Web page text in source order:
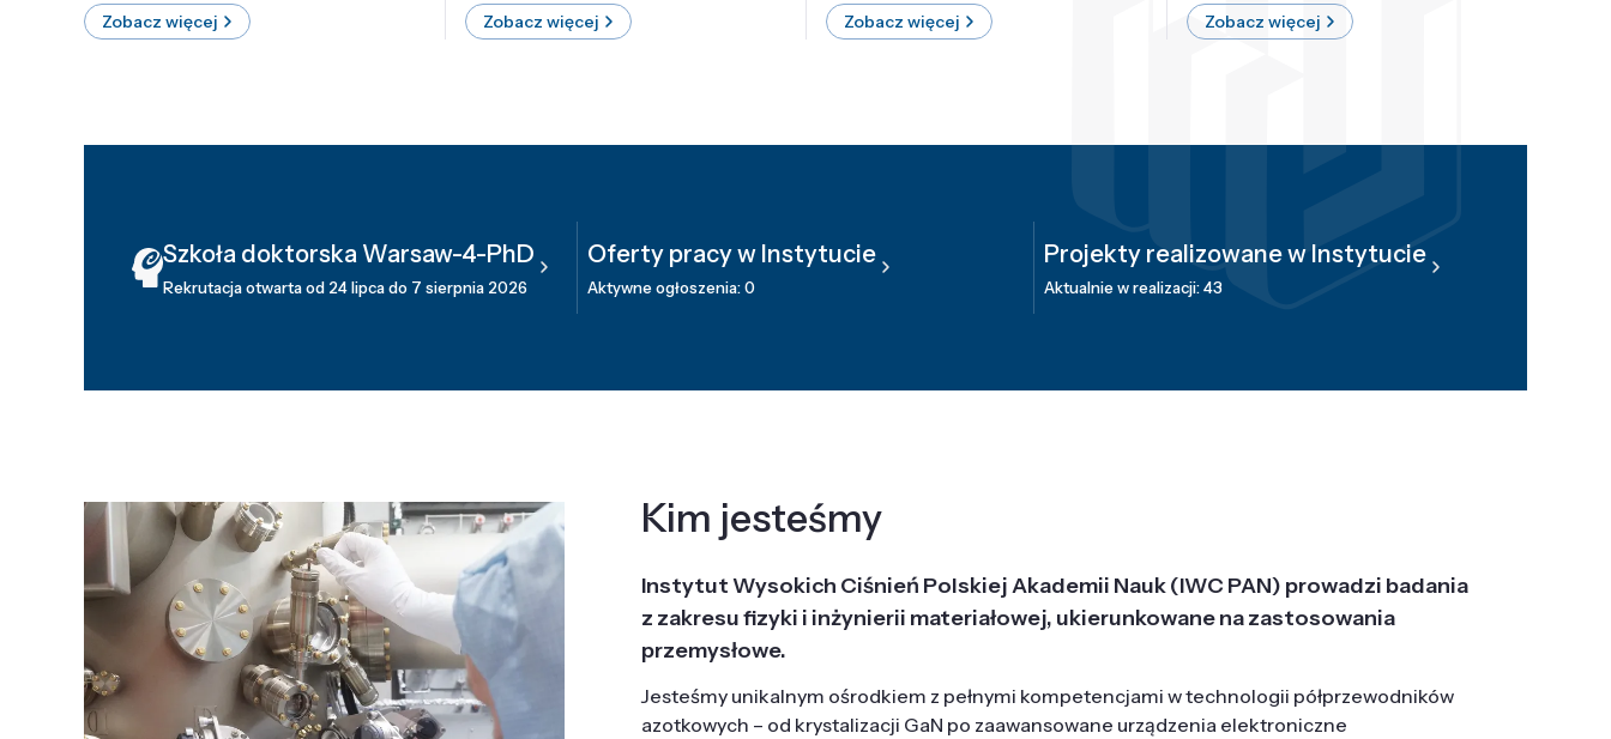
Zobacz więcej Zobacz więcej Zobacz więcej Zobacz więcej
Szkoła doktorska Warsaw-4-PhD
Rekrutacja otwarta od 24 lipca do 7 sierpnia 2026
Oferty pracy w Instytucie
Aktywne ogłoszenia: 0
Projekty realizowane w Instytucie
Aktualnie w realizacji: 43
Kim jesteśmy
Instytut Wysokich Ciśnień Polskiej Akademii Nauk (IWC PAN) prowadzi badania
z zakresu fizyki i inżynierii materiałowej, ukierunkowane na zastosowania
przemysłowe.
Jesteśmy unikalnym ośrodkiem z pełnymi kompetencjami w technologii półprzewodników
azotkowych – od krystalizacji GaN po zaawansowane urządzenia elektroniczne